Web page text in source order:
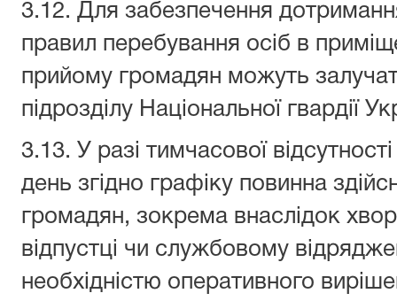
3.12. Для забезпечення
правил перебування осіб в
прийому громадян можуть
підрозділу Національної гвардії
3.13. У разі тимчасової
день згідно графіку повинна
громадян, зокрема внаслідок
відпустці чи службовому
необхідністю оперативного